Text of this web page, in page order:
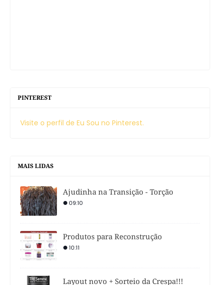
PINTEREST
Visite o perfil de Eu Sou no Pinterest.
MAIS LIDAS
Ajudinha na Transição - Torção
09:10
Produtos para Reconstrução
10:11
Layout novo + Sorteio da Crespa!!!